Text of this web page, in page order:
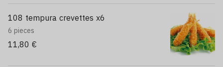
108 tempura crevettes x6
6 pieces
11,80 €